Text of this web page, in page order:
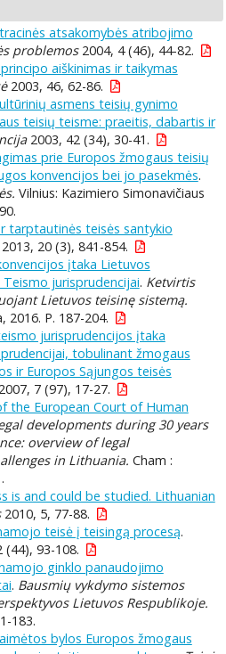
atsakomybės atribojimo
problemos2004, 4 (46), 44-82.
aiškinimas ir taikymas
2003, 46, 62-86.
asmens teisių gynimo
teisių teisme: praeitis, dabartis ir
2003, 42 (34), 30-41.
prie Europos žmogaus teisių
konvencijos bei jo pasekmės.
Vilnius: Kazimiero Simonavičiaus
tarptautinės teisės santykio
20 (3), 841-854.
įtaka Lietuvos
jurisprudencijai. Ketvirtis
Lietuvos teisinę sistemą.
2016. P. 187-204.
jurisprudencijos įtaka
tobulinant žmogaus
ir Europos Sąjungos teisės
7 (97), 17-27.
the European Court of Human
developments during 30 years
overview of legal
in Lithuania. Cham :
is and could be studied. Lithuanian
2010, 5, 77-88.
teisė į teisingą procesą.
93-108.
ginklo panaudojimo
. Bausmių vykdymo sistemos
Lietuvos Respublikoje.
183.
bylos Europos žmogaus